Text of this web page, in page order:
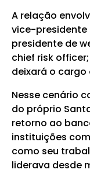
A relação
vice-presidente
presidente de
chief risk
deixará o cargo
Nesse cenário
do próprio
retorno ao
instituições
como seu
liderava desde